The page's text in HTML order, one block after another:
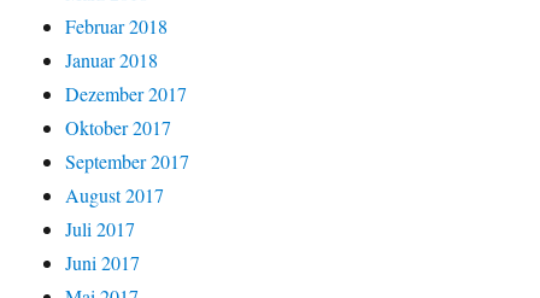
Februar 2018
Januar 2018
Dezember 2017
Oktober 2017
September 2017
August 2017
Juli 2017
Juni 2017